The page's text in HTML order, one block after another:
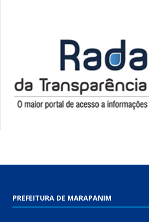
PREFEITURA DE MARAPANIM